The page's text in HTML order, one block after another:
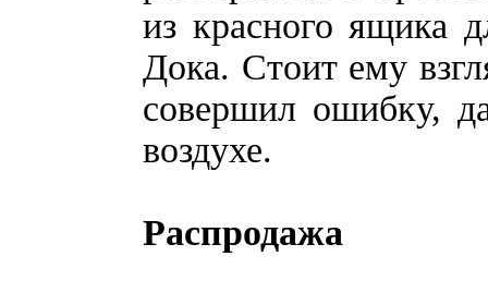
из красного ящика
Дока. Стоит ему
совершил ошибку,
воздухе.
Распродажа